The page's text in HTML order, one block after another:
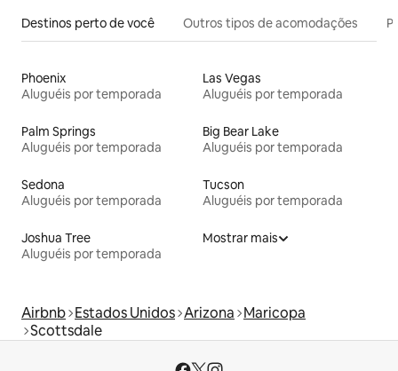
Destinos perto de você Outros tipos de acomodações
Phoenix
Aluguéis por temporada
Las Vegas
Aluguéis por temporada
Palm Springs
Aluguéis por temporada
Big Bear Lake
Aluguéis por temporada
Sedona
Aluguéis por temporada
Tucson
Aluguéis por temporada
Joshua Tree
Aluguéis por temporada
Mostrar mais
Airbnb Estados Unidos Arizona Maricopa
Scottsdale